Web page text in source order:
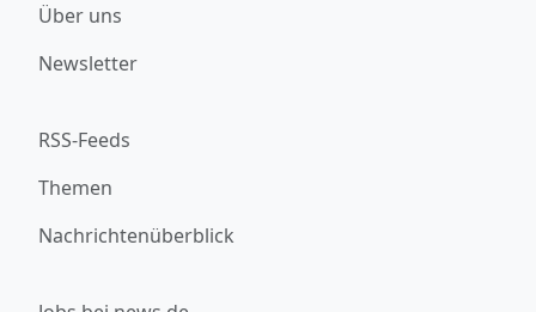
Über uns
Newsletter
RSS-Feeds
Themen
Nachrichtenüberblick